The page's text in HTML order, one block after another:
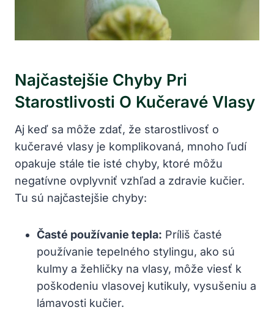
Najčastejšie Chyby⁣ Pri
Starostlivosti O Kučeravé Vlasy
Aj keď⁢ sa môže ⁢zdať, že starostlivosť o
kučeravé vlasy ​je komplikovaná, mnoho ľudí
opakuje stále tie​ isté chyby, ktoré⁢ môžu
negatívne ovplyvniť vzhľad a zdravie kučier.
Tu‍ sú najčastejšie chyby:
Časté používanie tepla: Príliš časté‍
používanie tepelného ‌stylingu, ako sú
kulmy a žehličky na vlasy, môže viesť k
poškodeniu vlasovej kutikuly, vysušeniu a
lámavosti kučier.